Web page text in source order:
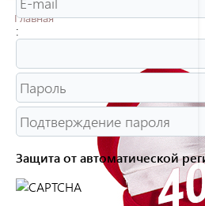
Главная
:
Защита от автоматической